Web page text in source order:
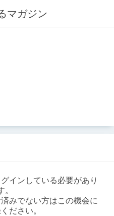
マガジン
インしている必要があり
。
みでない方はこの機会に
ださい。